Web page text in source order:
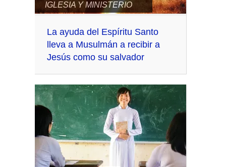
IGLESIA Y MINISTERIO
La ayuda del Espíritu Santo
lleva a Musulmán a recibir a
Jesús como su salvador